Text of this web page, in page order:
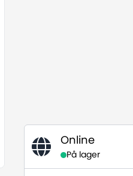
Online
På lager